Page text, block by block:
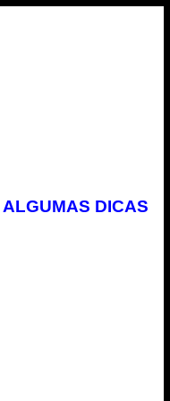
DICAS